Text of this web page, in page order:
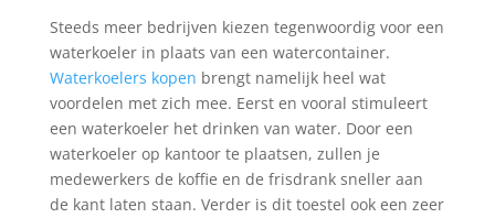
Steeds meer bedrijven kiezen tegenwoordig voor een
waterkoeler in plaats van een watercontainer.
Waterkoelers kopen brengt namelijk heel wat
voordelen met zich mee. Eerst en vooral stimuleert
een waterkoeler het drinken van water. Door een
waterkoeler op kantoor te plaatsen, zullen je
medewerkers de koffie en de frisdrank sneller aan
de kant laten staan. Verder is dit toestel ook een zeer